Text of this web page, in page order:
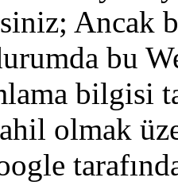
; Ancak
bu
bilgisi
olmak